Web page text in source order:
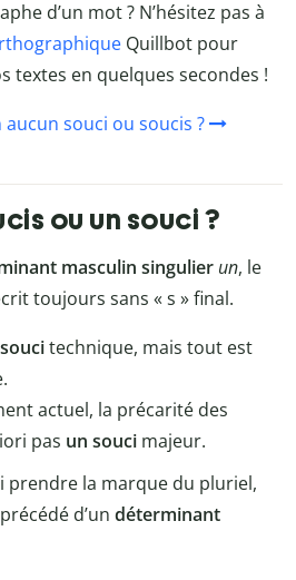
d’un mot ? N’hésitez pas à
Quillbot pour
textes en quelques secondes !
aucun souci ou soucis ?
ou un souci ?
masculin singulier un, le
toujours sans « s » final.
technique, mais tout est
actuel, la précarité des
pas un souci majeur.
prendre la marque du pluriel,
d’un déterminant